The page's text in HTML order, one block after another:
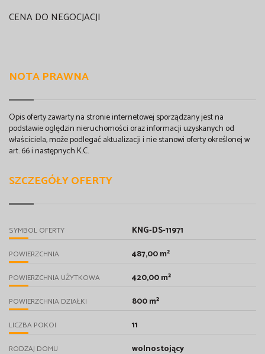
CENA DO NEGOCJACJI
NOTA PRAWNA
Opis oferty zawarty na stronie internetowej sporządzany jest na
podstawie oględzin nieruchomości oraz informacji uzyskanych od
właściciela, może podlegać aktualizacji i nie stanowi oferty określonej w
art. 66 i następnych K.C.
SZCZEGÓŁY OFERTY
SYMBOL OFERTY KNG-DS-11971
POWIERZCHNIA 487,00 m²
POWIERZCHNIA UŻYTKOWA 420,00 m²
POWIERZCHNIA DZIAŁKI 800 m²
LICZBA POKOI 11
RODZAJ DOMU wolnostojący